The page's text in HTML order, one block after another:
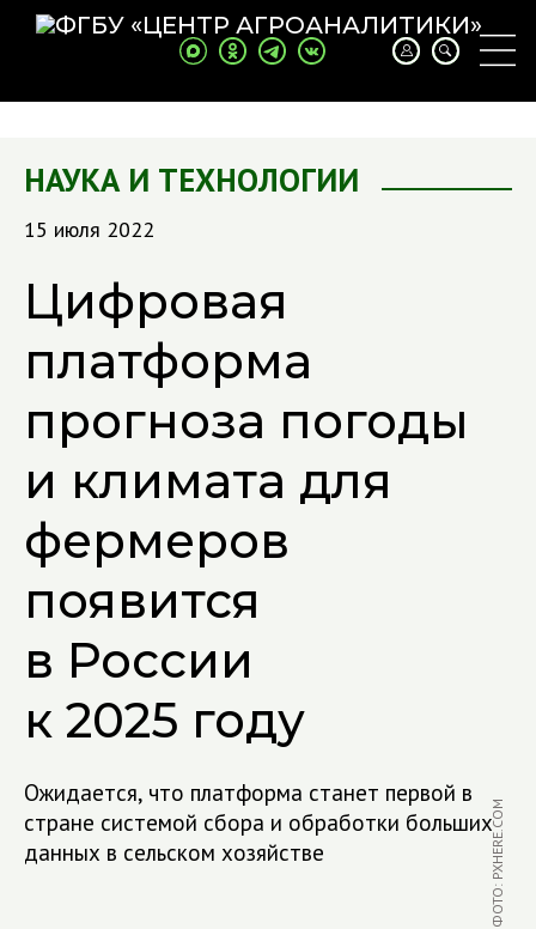
НАУКА И ТЕХНОЛОГИИ
15 июля 2022
Цифровая
платформа
прогноза погоды
и климата для
фермеров
появится
в России
к 2025 году
Ожидается, что платформа станет первой в
стране системой сбора и обработки больших
данных в сельском хозяйстве
ФОТО: PXHERE.COM